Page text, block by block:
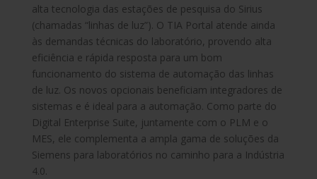
alta tecnologia das estações de pesquisa do Sirius
(chamadas “linhas de luz”). O TIA Portal atende ainda
às demandas técnicas do laboratório, provendo alta
eficiência e rápida resposta para um bom
funcionamento do sistema de automação das linhas
de luz. Os novos opcionais beneficiam integradores de
sistemas e é ideal para a automação. Como parte do
Digital Enterprise Suite, juntamente com o PLM e o
MES, ele complementa a ampla gama de soluções da
Siemens para laboratórios no caminho para a Indústria
4.0.